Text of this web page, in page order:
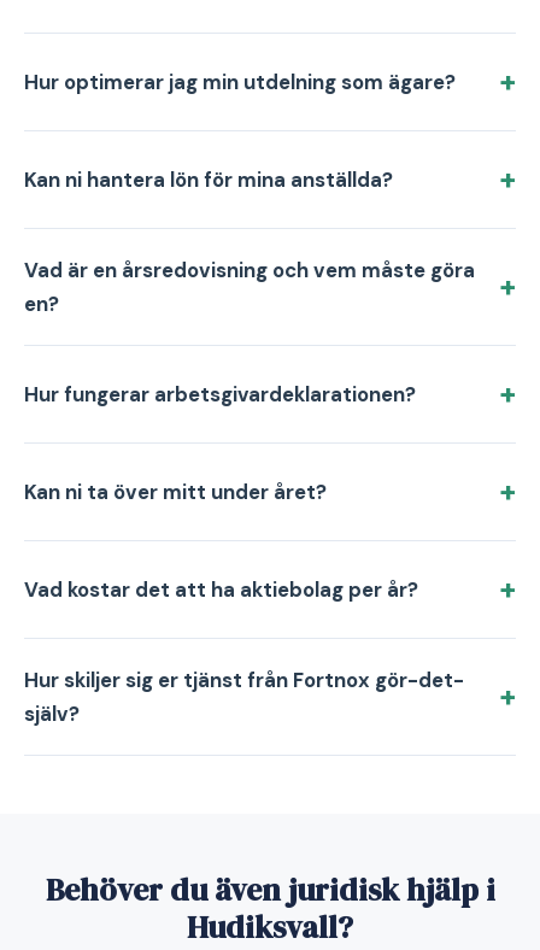
Hur optimerar jag min utdelning som ägare?
Kan ni hantera lön för mina anställda?
Vad är en årsredovisning och vem måste göra
en?
Hur fungerar arbetsgivardeklarationen?
Kan ni ta över mitt under året?
Vad kostar det att ha aktiebolag per år?
Hur skiljer sig er tjänst från Fortnox gör-det-
själv?
Behöver du även juridisk hjälp i
Hudiksvall?